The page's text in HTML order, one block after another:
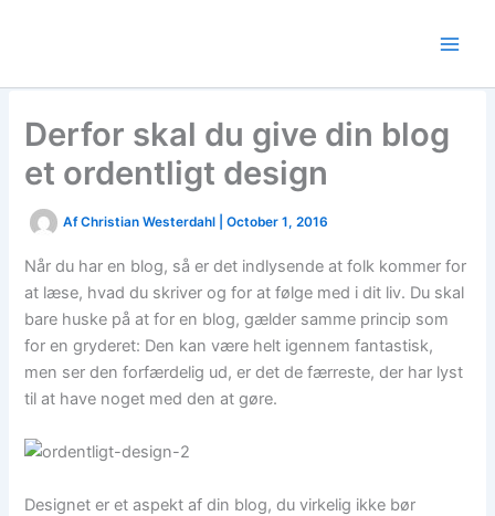
Derfor skal du give din blog
et ordentligt design
Af Christian Westerdahl |October 1, 2016
Når du har en blog, så er det indlysende at folk kommer for
at læse, hvad du skriver og for at følge med i dit liv. Du skal
bare huske på at for en blog, gælder samme princip som
for en gryderet: Den kan være helt igennem fantastisk,
men ser den forfærdelig ud, er det de færreste, der har lyst
til at have noget med den at gøre.
Designet er et aspekt af din blog, du virkelig ikke bør